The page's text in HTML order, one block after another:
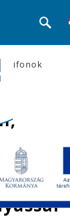
Ø32